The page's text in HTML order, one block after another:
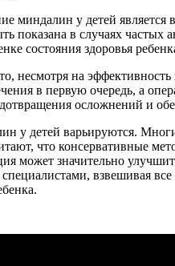
миндалин у детей
показана в случаях
состояния здоровья
несмотря на
в первую очередь, а
осложнений и
у детей варьируются.
что консервативные
может значительно
взвешивая